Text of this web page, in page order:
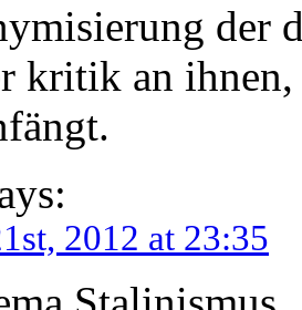
der
kritik an
2012 at 23:35